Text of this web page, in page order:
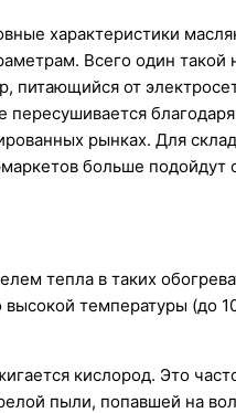
характеристики
Всего один
питающийся от
пересушивается
рынках. Для
больше
тепла в таких
температуры (до
кислород. Это
пыли, попавшей на